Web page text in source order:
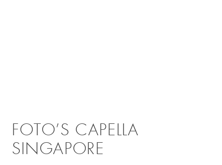
FOTO’S CAPELLA
SINGAPORE